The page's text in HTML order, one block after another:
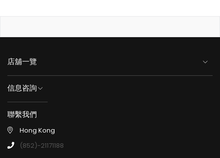
店舖一覽
信息咨詢
聯繫我們
Hong Kong
(852)-21171188